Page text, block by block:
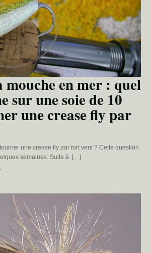
mouche en mer : quel
sur une soie de 10
une crease fly par
une crease fly par fort vent ? Cette question
semaines. Suite à […]